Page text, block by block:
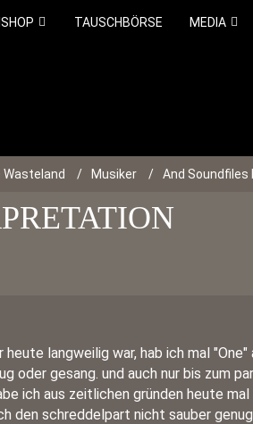
TAUSCHBÖRSE MEDIA
Wasteland Musiker And Soundfiles
heute langweilig war, hab ich mal
oder gesang. und auch nur bis zum
ich aus zeitlichen gründen heute
den schreddelpart nicht sauber